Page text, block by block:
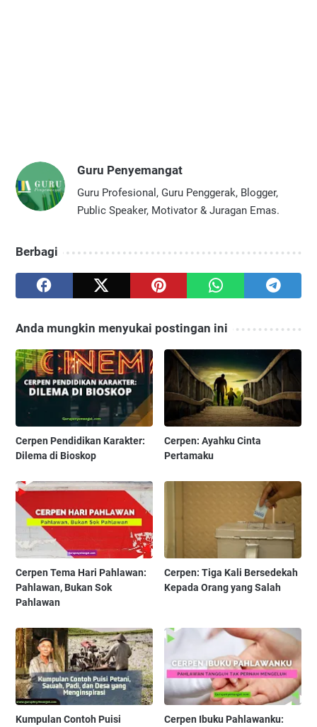
Guru Penyemangat
Guru Profesional, Guru Penggerak, Blogger,
Public Speaker, Motivator & Juragan Emas.
Berbagi
Anda mungkin menyukai postingan ini
Cerpen Pendidikan Karakter:
Dilema di Bioskop
Cerpen: Ayahku Cinta
Pertamaku
Cerpen Tema Hari Pahlawan:
Pahlawan, Bukan Sok
Pahlawan
Cerpen: Tiga Kali Bersedekah
Kepada Orang yang Salah
Kumpulan Contoh Puisi
Cerpen Ibuku Pahlawanku: